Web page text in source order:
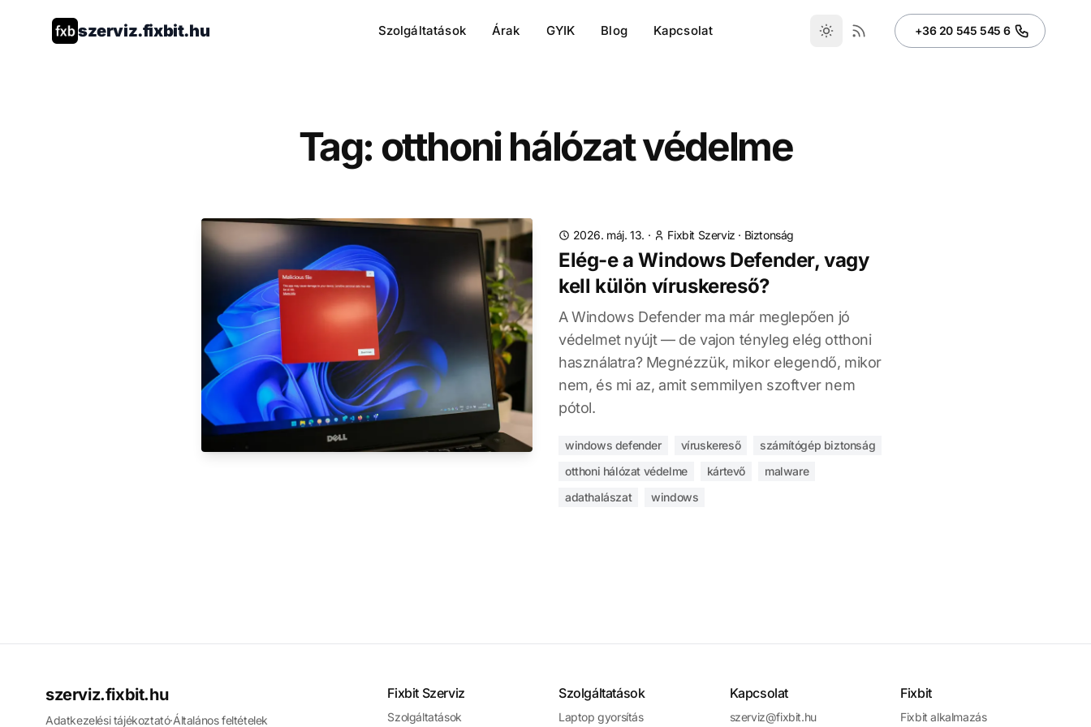
szerviz.fixbit.hu Szolgáltatások Árak GYIK Blog Kapcsolat +36 20 545 545 6
Tag: otthoni hálózat védelme
2026. máj. 13. · Fixbit Szerviz · Biztonság
Elég-e a Windows Defender, vagy
kell külön víruskereső?
A Windows Defender ma már meglepően jó
védelmet nyújt — de vajon tényleg elég otthoni
használatra? Megnézzük, mikor elegendő, mikor
nem, és mi az, amit semmilyen szoftver nem
pótol.
windows defender víruskereső
számítógép biztonság
otthoni hálózat védelme
kártevő
malware
adathalászat
windows
szerviz.fixbit.hu
Adatkezelési tájékoztató·Általános feltételek
Fixbit Szerviz
Szolgáltatások
Szolgáltatások
Laptop gyorsítás
Kapcsolat
szerviz@fixbit.hu
Fixbit
Fixbit alkalmazás